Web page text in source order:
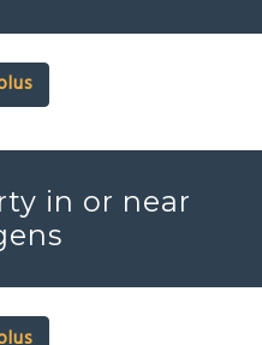
in or near